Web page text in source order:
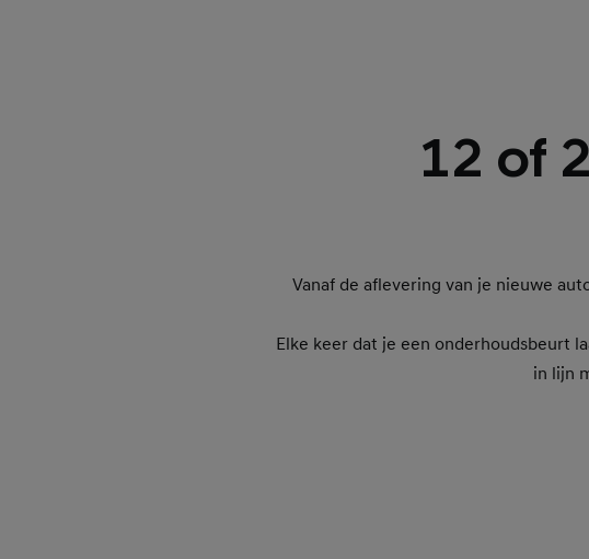
12 of
Vanaf de aflevering van je nieuwe
Elke keer dat je een onderhoudsbeurt
in lijn